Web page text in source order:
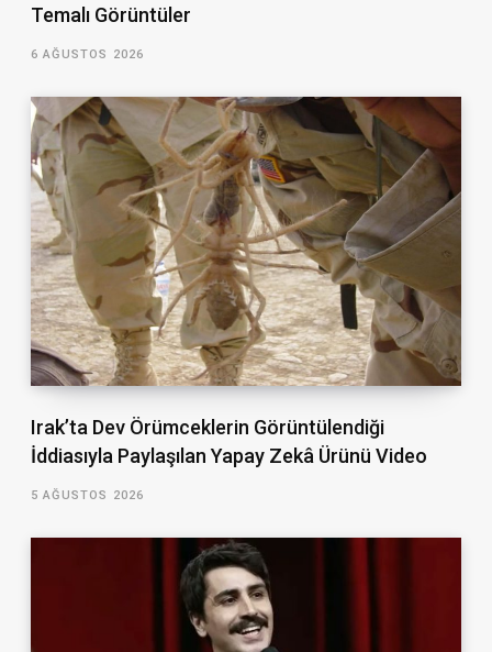
Temalı Görüntüler
6 AĞUSTOS 2026
Irak’ta Dev Örümceklerin Görüntülendiği
İddiasıyla Paylaşılan Yapay Zekâ Ürünü Video
5 AĞUSTOS 2026